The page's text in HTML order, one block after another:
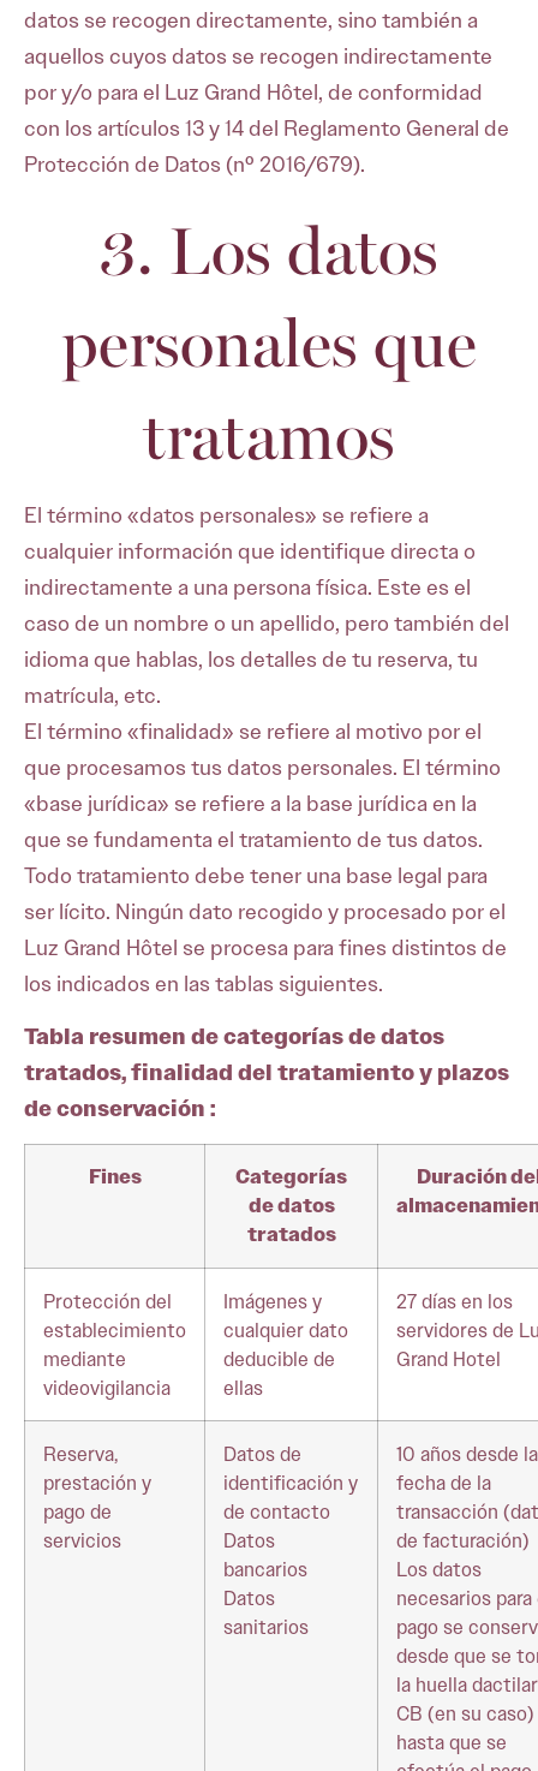
datos se recogen directamente, sino también a
aquellos cuyos datos se recogen indirectamente
por y/o para el Luz Grand Hôtel, de conformidad
con los artículos 13 y 14 del Reglamento General de
Protección de Datos (nº 2016/679).
3. Los datos
personales que
tratamos
El término «datos personales» se refiere a
cualquier información que identifique directa o
indirectamente a una persona física. Este es el
caso de un nombre o un apellido, pero también del
idioma que hablas, los detalles de tu reserva, tu
matrícula, etc.
El término «finalidad» se refiere al motivo por el
que procesamos tus datos personales. El término
«base jurídica» se refiere a la base jurídica en la
que se fundamenta el tratamiento de tus datos.
Todo tratamiento debe tener una base legal para
ser lícito. Ningún dato recogido y procesado por el
Luz Grand Hôtel se procesa para fines distintos de
los indicados en las tablas siguientes.
Tabla resumen de categorías de datos
tratados, finalidad del tratamiento y plazos
de conservación :
Fines
Categorías
de datos
tratados
Duración
Protección del
establecimiento
mediante
videovigilancia
Imágenes y
cualquier dato
deducible de
ellas
27 días en los
servidores de
Grand Hotel
Reserva,
prestación y
pago de
servicios
Datos de
identificación y
de contacto
Datos
bancarios
Datos
sanitarios
10 años desde la
fecha de la
transacción
de facturación)
Los datos
necesarios para
pago se
desde que se
la huella dactilar
CB (en su caso)
hasta que se